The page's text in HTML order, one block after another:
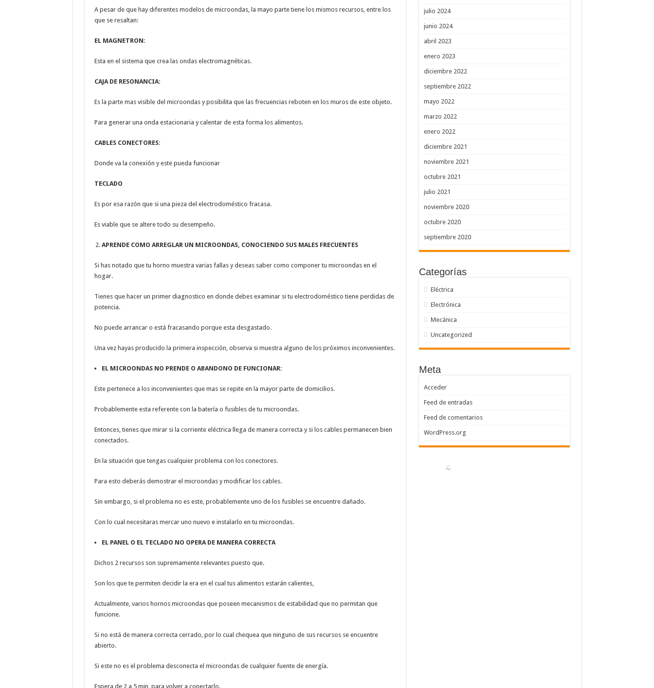
A pesar de que hay diferentes modelos de microondas, la mayo parte tiene los mismos recursos, entre los
que se resaltan:
EL MAGNETRON:
Esta en el sistema que crea las ondas electromagnéticas.
CAJA DE RESONANCIA:
Es la parte mas visible del microondas y posibilita que las frecuencias reboten en los muros de este objeto.
Para generar una onda estacionaria y calentar de esta forma los alimentos.
CABLES CONECTORES:
Donde va la conexión y este pueda funcionar
TECLADO
Es por esa razón que si una pieza del electrodoméstico fracasa.
Es viable que se altere todo su desempeño.
APRENDE COMO ARREGLAR UN MICROONDAS, CONOCIENDO SUS MALES FRECUENTES
Si has notado que tu horno muestra varias fallas y deseas saber como componer tu microondas en el
hogar.
Tienes que hacer un primer diagnostico en donde debes examinar si tu electrodoméstico tiene perdidas de
potencia.
No puede arrancar o está fracasando porque esta desgastado.
Una vez hayas producido la primera inspección, observa si muestra alguno de los próximos inconvenientes.
EL MICROONDAS NO PRENDE O ABANDONO DE FUNCIONAR:
Este pertenece a los inconvenientes que mas se repite en la mayor parte de domicilios.
Probablemente esta referente con la batería o fusibles de tu microondas.
Entonces, tienes que mirar si la corriente eléctrica llega de manera correcta y si los cables permanecen bien
conectados.
En la situación que tengas cualquier problema con los conectores.
Para esto deberás demostrar el microondas y modificar los cables.
Sin embargo, si el problema no es este, probablemente uno de los fusibles se encuentre dañado.
Con lo cual necesitaras mercar uno nuevo e instalarlo en tu microondas.
EL PANEL O EL TECLADO NO OPERA DE MANERA CORRECTA
Dichos 2 recursos son supremamente relevantes puesto que.
Son los que te permiten decidir la era en el cual tus alimentos estarán calientes,
Actualmente, varios hornos microondas que poseen mecanismos de estabilidad que no permitan que
funcione.
Si no está de manera correcta cerrado, por lo cual chequea que ninguno de sus recursos se encuentre
abierto.
Si este no es el problema desconecta el microondas de cualquier fuente de energía.
Espera de 2 a 5 min, para volver a conectarlo.
julio 2024
junio 2024
abril 2023
enero 2023
diciembre 2022
septiembre 2022
mayo 2022
marzo 2022
enero 2022
diciembre 2021
noviembre 2021
octubre 2021
julio 2021
noviembre 2020
octubre 2020
septiembre 2020
Categorías
Eléctrica
Electrónica
Mecánica
Uncategorized
Meta
Acceder
Feed de entradas
Feed de comentarios
WordPress.org
4